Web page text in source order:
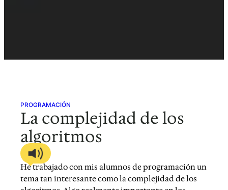
PROGRAMACIÓN
La complejidad de los
algoritmos
He trabajado con mis alumnos de programación un
tema tan interesante como la complejidad de los